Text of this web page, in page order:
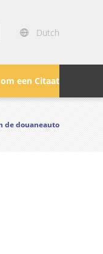
Dutch
een Citaat
de douaneauto